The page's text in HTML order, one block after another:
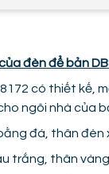
đèn để bản
có thiết kế,
ngôi nhà của
đá, thân đèn
trắng, thân